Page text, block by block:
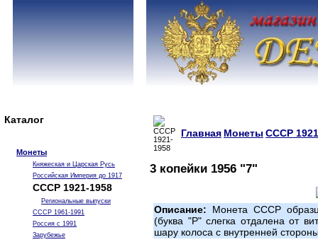
Каталог
Монеты
Княжеская и Царская Русь
Российская Империя до 1917
СССР 1921-1958
Региональные выпуски
СССР 1961-1991
Россия с 1991
Зарубежье
Главная Монеты СССР
3 копейки 1956 "7"
Описание: Монета СССР
(буква "Р" слегка отдалена от
шару колоса с внутренней